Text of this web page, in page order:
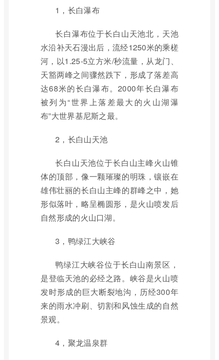
1，长白瀑布
长白瀑布位于长白山天池北，天池
水沿补天石漫出后，流经1250米的乘槎
河，以1.25-5立方米/秒流量，从龙门、
天豁两峰之间骤然跌下，形成了落差高
达68米的长白瀑布。2000年长白瀑布
被列为“世界上落差最大的火山湖瀑
布”大世界基尼斯之最。
2，长白山天池
长白山天池位于长白山主峰火山锥
体的顶部，像一颗璀璨的明珠，镶嵌在
雄伟壮丽的长白山主峰的群峰之中，她
形似落叶，略呈椭圆形，是火山喷发后
自然形成的火山口湖。
3，鸭绿江大峡谷
鸭绿江大峡谷位于长白山南景区，
是登临天池的必经之路。峡谷是火山喷
发时形成的巨大断裂地沟，历经300年
来的雨水冲刷、切割和风蚀生成的自然
景观。
4，聚龙温泉群